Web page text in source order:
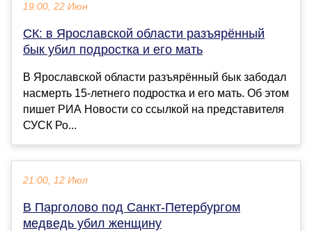
19:00, 22 Июн
СК: в Ярославской области разъярённый
бык убил подростка и его мать
В Ярославской области разъярённый бык забодал
насмерть 15-летнего подростка и его мать. Об этом
пишет РИА Новости со ссылкой на представителя
СУСК Ро...
21:00, 12 Июл
В Парголово под Санкт-Петербургом
медведь убил женщину